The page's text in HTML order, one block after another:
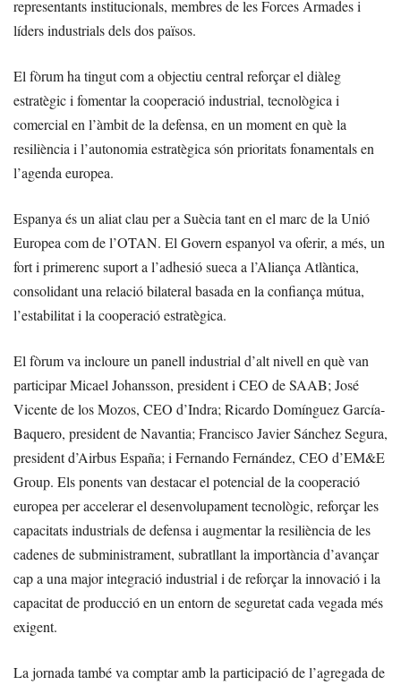
representants institucionals, membres de les Forces Armades i
líders industrials dels dos països.
El fòrum ha tingut com a objectiu central reforçar el diàleg
estratègic i fomentar la cooperació industrial, tecnològica i
comercial en l’àmbit de la defensa, en un moment en què la
resiliència i l’autonomia estratègica són prioritats fonamentals en
l’agenda europea.
Espanya és un aliat clau per a Suècia tant en el marc de la Unió
Europea com de l’OTAN. El Govern espanyol va oferir, a més, un
fort i primerenc suport a l’adhesió sueca a l’Aliança Atlàntica,
consolidant una relació bilateral basada en la confiança mútua,
l’estabilitat i la cooperació estratègica.
El fòrum va incloure un panell industrial d’alt nivell en què van
participar Micael Johansson, president i CEO de SAAB; José
Vicente de los Mozos, CEO d’Indra; Ricardo Domínguez García-
Baquero, president de Navantia; Francisco Javier Sánchez Segura,
president d’Airbus España; i Fernando Fernández, CEO d’EM&E
Group. Els ponents van destacar el potencial de la cooperació
europea per accelerar el desenvolupament tecnològic, reforçar les
capacitats industrials de defensa i augmentar la resiliència de les
cadenes de subministrament, subratllant la importància d’avançar
cap a una major integració industrial i de reforçar la innovació i la
capacitat de producció en un entorn de seguretat cada vegada més
exigent.
La jornada també va comptar amb la participació de l’agregada de